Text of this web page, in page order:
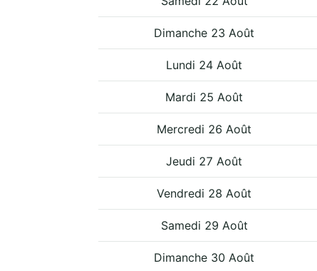
Dimanche 23 Août
Lundi 24 Août
Mardi 25 Août
Mercredi 26 Août
Jeudi 27 Août
Vendredi 28 Août
Samedi 29 Août
Dimanche 30 Août